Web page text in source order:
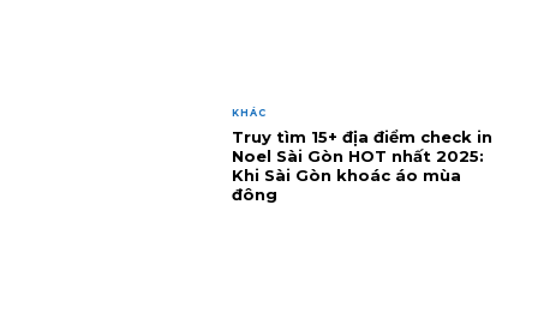
KHÁC
Truy tìm 15+ địa điểm check in
Noel Sài Gòn HOT nhất 2025:
Khi Sài Gòn khoác áo mùa
đông